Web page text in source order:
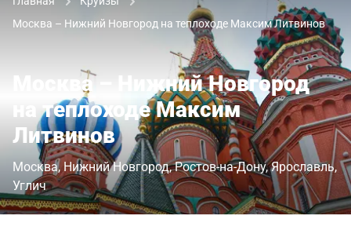
Москва – Нижний Новгород на теплоходе Максим Литвинов
Москва – Нижний Новгород
на теплоходе Максим
Литвинов
Москва Нижний Новгород Ростов-на-Дону Ярославль
Углич